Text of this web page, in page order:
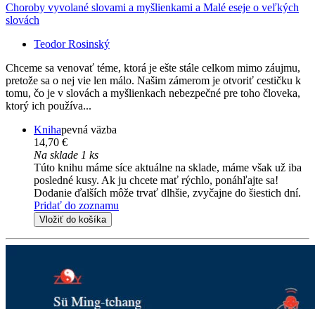
Choroby vyvolané slovami a myšlienkami a Malé eseje o veľkých
slovách
Teodor Rosinský
Chceme sa venovať téme, ktorá je ešte stále celkom mimo záujmu,
pretože sa o nej vie len málo. Našim zámerom je otvoriť cestičku k
tomu, čo je v slovách a myšlienkach nebezpečné pre toho človeka,
ktorý ich používa...
Knihapevná väzba
14,70 €
Na sklade 1 ks
Túto knihu máme síce aktuálne na sklade, máme však už iba
posledné kusy. Ak ju chcete mať rýchlo, ponáhľajte sa!
Dodanie ďalších môže trvať dlhšie, zvyčajne do šiestich dní.
Pridať do zoznamu
Vložiť do košíka